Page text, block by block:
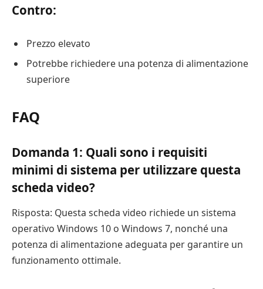
Contro:
Prezzo elevato
Potrebbe richiedere una potenza di alimentazione
superiore
FAQ
Domanda 1: Quali sono i requisiti
minimi di sistema per utilizzare questa
scheda video?
Risposta: Questa scheda video richiede un sistema
operativo Windows 10 o Windows 7, nonché una
potenza di alimentazione adeguata per garantire un
funzionamento ottimale.